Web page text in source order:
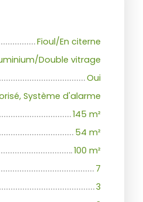
Fioul/En citerne
Double vitrage
Oui
Système d'alarme
145 m²
54 m²
100 m²
7
3